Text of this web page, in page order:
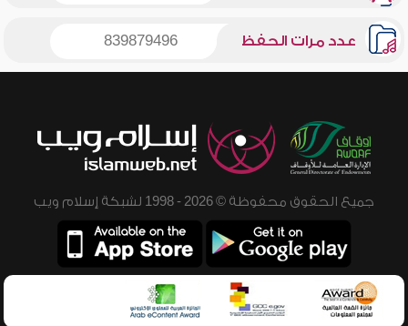
عدد مرات الحفظ 839879496
جميع الحقوق محفوظة © 2026 - 1998 لشبكة إسلام ويب